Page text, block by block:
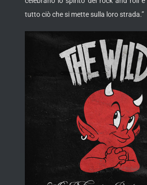
tutto ciò che si mette sulla loro strada.”